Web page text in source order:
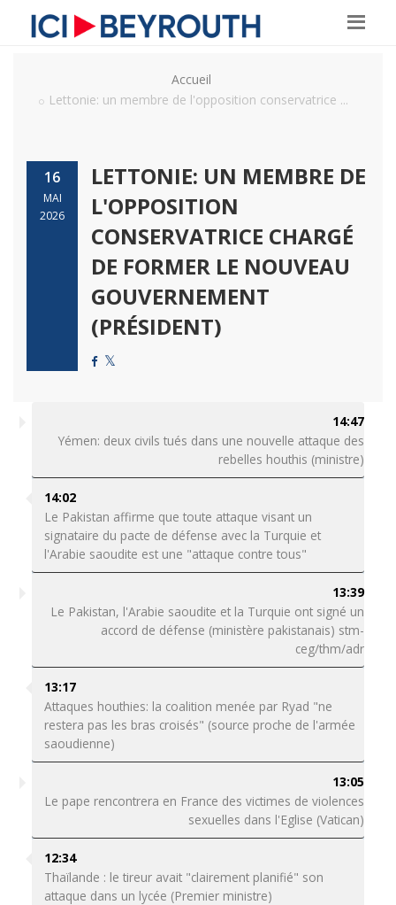
Accueil
Lettonie: un membre de l'opposition conservatrice ...
16
MAI
2026
LETTONIE: UN MEMBRE DE
L'OPPOSITION
CONSERVATRICE CHARGÉ
DE FORMER LE NOUVEAU
GOUVERNEMENT
(PRÉSIDENT)
14:47
Yémen: deux civils tués dans une nouvelle attaque des
rebelles houthis (ministre)
14:02
Le Pakistan affirme que toute attaque visant un
signataire du pacte de défense avec la Turquie et
l'Arabie saoudite est une "attaque contre tous"
13:39
Le Pakistan, l'Arabie saoudite et la Turquie ont signé un
accord de défense (ministère pakistanais) stm-
ceg/thm/adr
13:17
Attaques houthies: la coalition menée par Ryad "ne
restera pas les bras croisés" (source proche de l'armée
saoudienne)
13:05
Le pape rencontrera en France des victimes de violences
sexuelles dans l'Eglise (Vatican)
12:34
Thaïlande : le tireur avait "clairement planifié" son
attaque dans un lycée (Premier ministre)